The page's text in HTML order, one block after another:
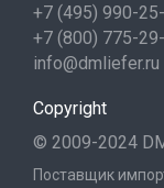
+7 (495) 990-
+7 (800) 775-
info@dmliefer.ru
Copyright
© 2009-2024
Поставщик